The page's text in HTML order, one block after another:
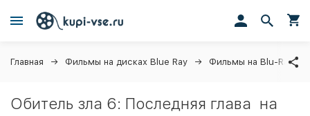
Главная Фильмы на дисках Blue Ray Фильмы на Blu-Ray
Обитель зла 6: Последняя глава на